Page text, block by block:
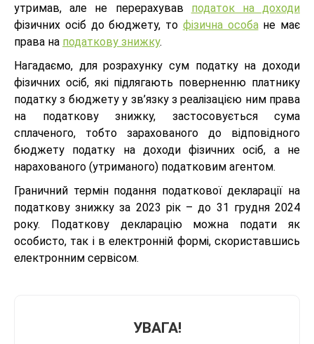
утримав, але не перерахував податок на доходи
фізичних осіб до бюджету, то фізична особане має
права на податкову знижку.
Нагадаємо, для розрахунку сум податку на доходи
фізичних осіб, які підлягають поверненню платнику
податку з бюджету у зв’язку з реалізацією ним права
на податкову знижку, застосовується сума
сплаченого, тобто зарахованого до відповідного
бюджету податку на доходи фізичних осіб, а не
нарахованого (утриманого) податковим агентом.
Граничний термін подання податкової декларації на
податкову знижку за 2023 рік – до 31 грудня 2024
року. Податкову декларацію можна подати як
особисто, так і в електронній формі, скориставшись
електронним сервісом.
УВАГА!